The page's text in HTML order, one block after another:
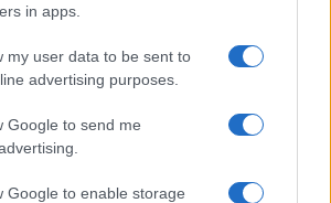
in apps.
my user data to be sent to
advertising purposes.
Google to send me
Google to enable storage
al polo veronese, partecipa a tavole